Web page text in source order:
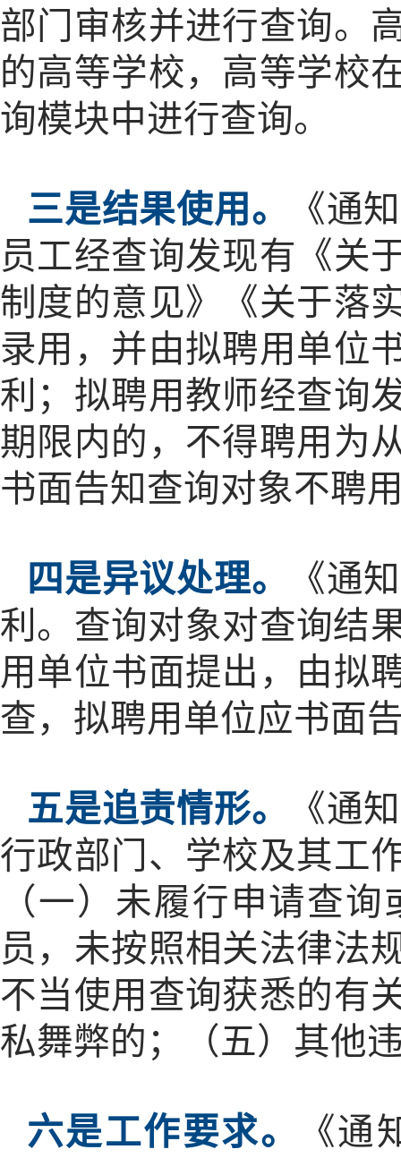
部门审核并进行查询。
的高等学校，高等学校
询模块中进行查询。
三是结果使用。
《通
员工经查询发现有《关
制度的意见》《关于落
录用，并由拟聘用单位
利；拟聘用教师经查询
期限内的，不得聘用为
书面告知查询对象不聘
四是异议处理。
《通
利。查询对象对查询结
用单位书面提出，由拟
查，拟聘用单位应书面
五是追责情形。
《通
行政部门、学校及其工
（一）未履行申请查
员，未按照相关法律法
不当使用查询获悉的有
私舞弊的；（五）其他
六是工作要求。
《